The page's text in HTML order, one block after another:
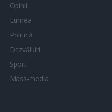
Opinii
Lumea
Politică
Dezvăluiri
Sport
Mass-media